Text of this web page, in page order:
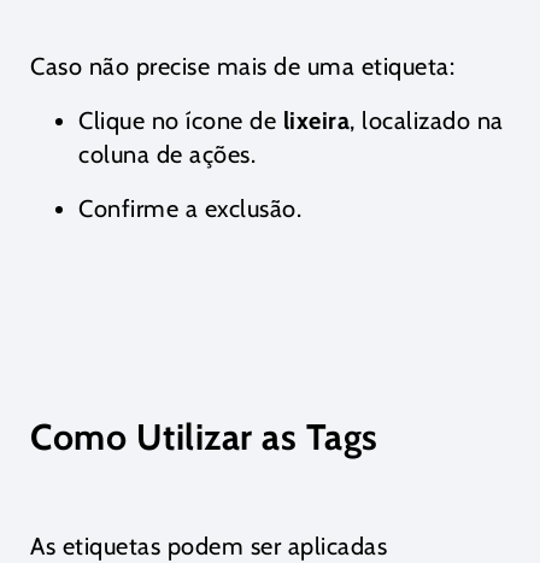
Caso não precise mais de uma etiqueta:
Clique no ícone de lixeira, localizado na
coluna de ações.
Confirme a exclusão.
Como Utilizar as Tags
As etiquetas podem ser aplicadas